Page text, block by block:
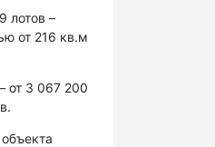
лотов –
от 216 кв.м
от 3 067 200